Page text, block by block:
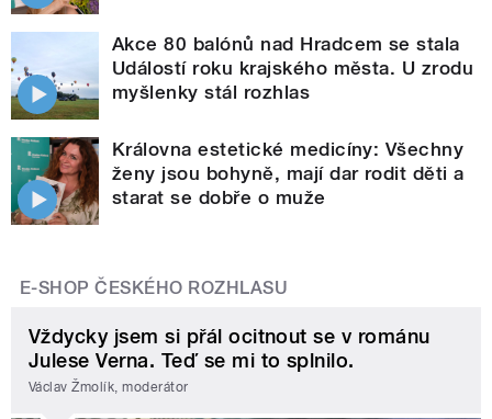
Akce 80 balónů nad Hradcem se stala
Událostí roku krajského města. U zrodu
myšlenky stál rozhlas
Královna estetické medicíny: Všechny
ženy jsou bohyně, mají dar rodit děti a
starat se dobře o muže
E-SHOP ČESKÉHO ROZHLASU
Vždycky jsem si přál ocitnout se v románu
Julese Verna. Teď se mi to splnilo.
Václav Žmolík, moderátor